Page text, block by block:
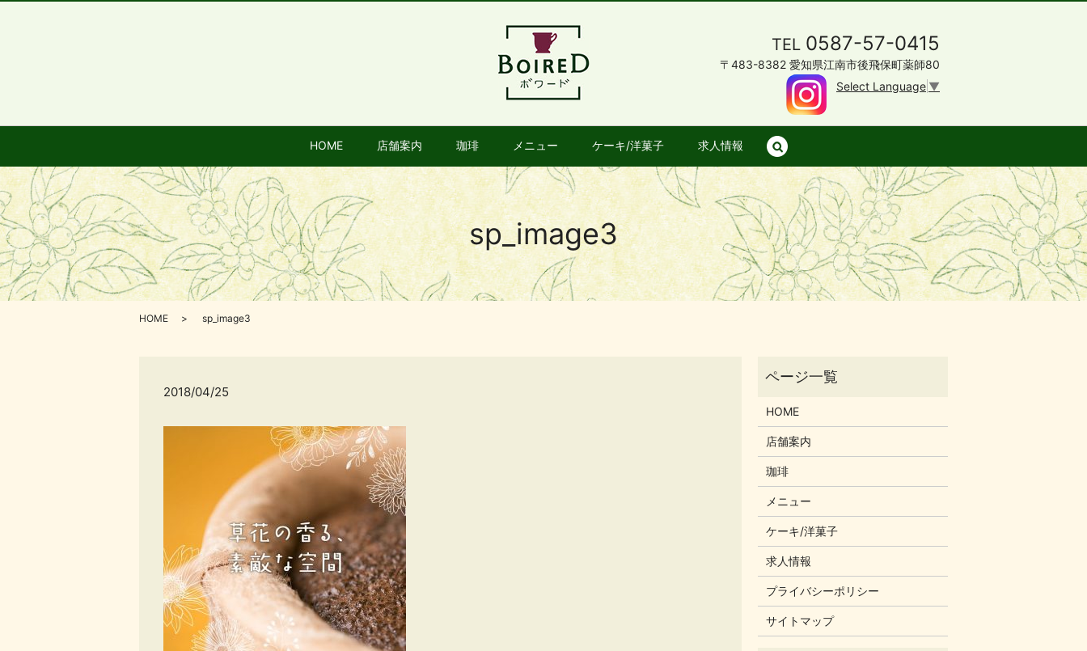
HOME 店舗案内 珈琲 メニュー ケーキ/洋菓子 求人情報 search
TEL 0587-57-0415
〒483-8382 愛知県江南市後飛保町薬師80
Select Language ▼
sp_image3
HOME sp_image3
2018/04/25
HOME
店舗案内
珈琲
メニュー
ケーキ/洋菓子
求人情報
プライバシーポリシー
サイトマップ